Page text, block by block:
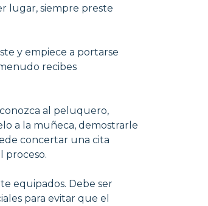
lugar, siempre preste
y empiece a portarse
recibes
al peluquero,
a la muñeca, demostrarle
concertar una cita
proceso.
equipados. Debe ser
para evitar que el